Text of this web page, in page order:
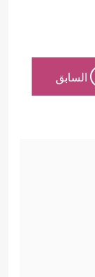
السابق